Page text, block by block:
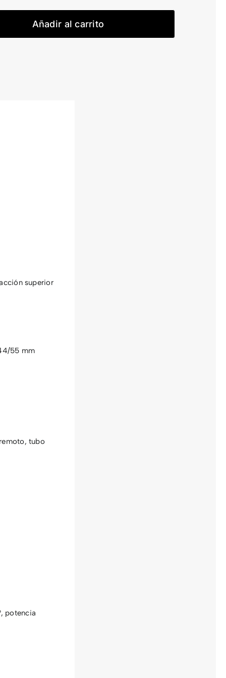
Slope
Añadir al carrito
superior
55 mm
tubo
potencia